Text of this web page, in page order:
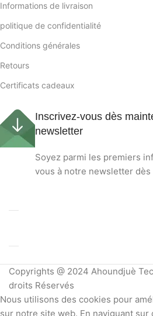
Informations de livraison
politique de confidentialité
Conditions générales
Retours
Certificats cadeaux
Inscrivez-vous dès
newsletter
Soyez parmi les premiers
vous à notre newsletter dès
Copyrights @ 2024 Ahoundjuè
droits Réservés
Nous utilisons des cookies pour
sur notre site web. En naviguant sur